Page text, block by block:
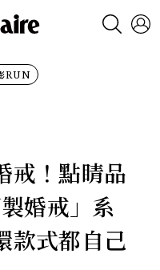
RUN
戒！點睛品
婚戒」系
款式都自己